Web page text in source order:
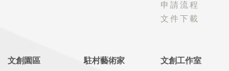
申請流程
文件下載
文創園區
駐村藝術家
文創工作室